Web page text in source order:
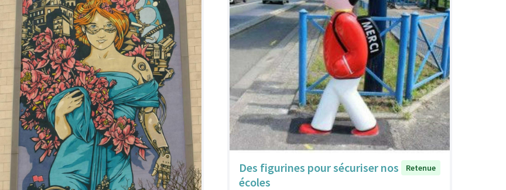
Des figurines pour sécuriser nos
écoles
Retenue